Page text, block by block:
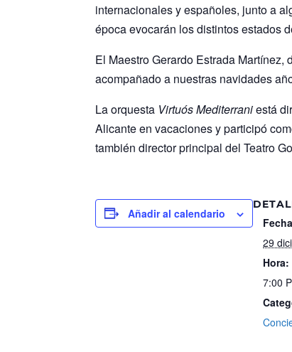
internacionales y españoles, junto a
época evocarán los distintos estados
El Maestro Gerardo Estrada
acompañado a nuestras navidades
La orquesta Virtuós Mediterraniestá
Alicante en vacaciones y participó
también director principal del Teatro
Añadir al calendario
29
Hora:
7:00